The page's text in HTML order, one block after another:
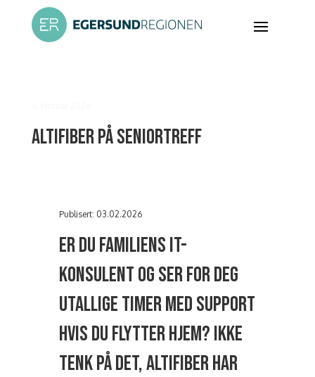
Altifiber på seniortreff
Publisert: 03.02.2026
Er du familiens IT-
konsulent og ser for deg
utallige timer med support
hvis du flytter hjem? Ikke
tenk på det, Altifiber har